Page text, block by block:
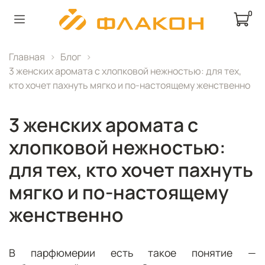
0
Главная
Блог
3 женских аромата с хлопковой нежностью: для тех,
кто хочет пахнуть мягко и по-настоящему женственно
3 женских аромата с
хлопковой нежностью:
для тех, кто хочет пахнуть
мягко и по-настоящему
женственно
В парфюмерии есть такое понятие —